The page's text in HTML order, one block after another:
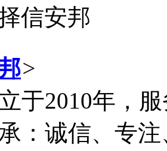
信安邦
>
于2010年，
：诚信、专